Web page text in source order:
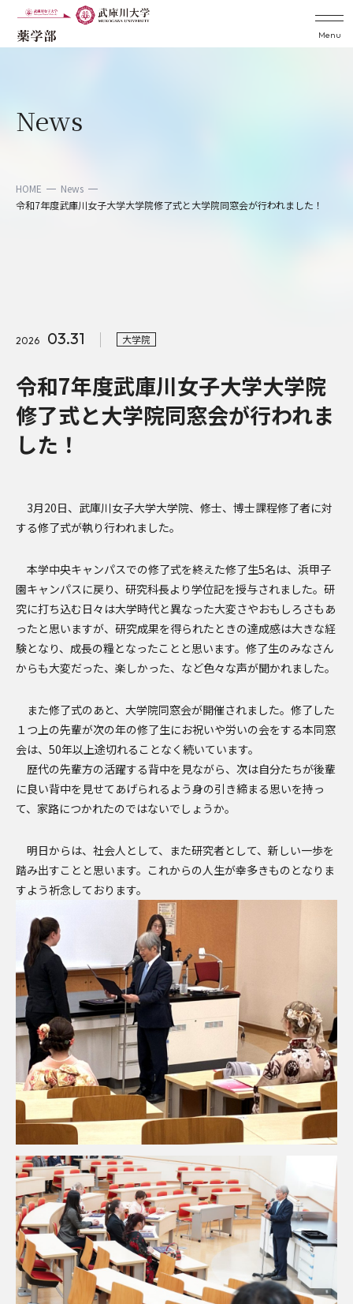
Menu
News
HOME
News
令和7年度武庫川女子大学大学院修了式と大学院同窓会が行われました！
2026 03.31 大学院
令和7年度武庫川女子大学大学院
修了式と大学院同窓会が行われま
した！
3月20日、武庫川女子大学大学院、修士、博士課程修了者に対
する修了式が執り行われました。
本学中央キャンパスでの修了式を終えた修了生5名は、浜甲子
園キャンパスに戻り、研究科長より学位記を授与されました。研
究に打ち込む日々は大学時代と異なった大変さやおもしろさもあ
ったと思いますが、研究成果を得られたときの達成感は大きな経
験となり、成長の糧となったことと思います。修了生のみなさん
からも大変だった、楽しかった、など色々な声が聞かれました。
また修了式のあと、大学院同窓会が開催されました。修了した
１つ上の先輩が次の年の修了生にお祝いや労いの会をする本同窓
会は、50年以上途切れることなく続いています。
歴代の先輩方の活躍する背中を見ながら、次は自分たちが後輩
に良い背中を見せてあげられるよう身の引き締まる思いを持っ
て、家路につかれたのではないでしょうか。
明日からは、社会人として、また研究者として、新しい一歩を
踏み出すことと思います。これからの人生が幸多きものとなりま
すよう祈念しております。